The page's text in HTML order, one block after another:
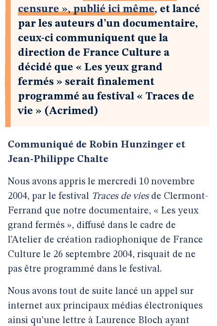
censure », publié ici même, et lancé
par les auteurs d’un documentaire,
ceux-ci communiquent que la
direction de France Culture a
décidé que « Les yeux grand
fermés » serait finalement
programmé au festival « Traces de
vie » (Acrimed)
Communiqué de Robin Hunzinger et
Jean-Philippe Chalte
Nous avons appris le mercredi 10 novembre
2004, par le festival Traces de viesde Clermont-
Ferrand que notre documentaire, « Les yeux
grand fermés », diffusé dans le cadre de
l’Atelier de création radiophonique de France
Culture le 26 septembre 2004, risquait de ne
pas être programmé dans le festival.
Nous avons tout de suite lancé un appel sur
internet aux principaux médias électroniques
ainsi qu’une lettre à Laurence Bloch ayant